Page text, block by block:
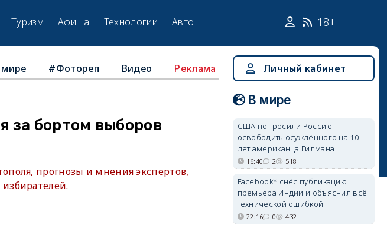
Туризм Афиша Технологии Авто 18+
мире #Фотореп Видео Реклама
за бортом выборов
прогнозы и мнения экспертов,
Личный кабинет
В мире
США попросили Россию
освободить осуждённого на 10
лет американца Гилмана
16:40 2 518
Facebook* снёс публикацию
премьера Индии и объяснил всё
технической ошибкой
22:16 0 432